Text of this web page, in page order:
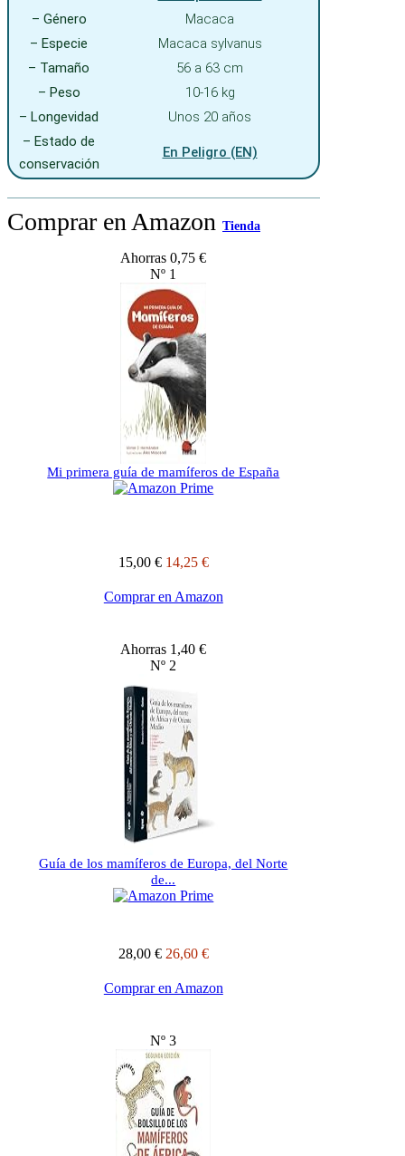
– Género
Macaca
– Especie
Macaca sylvanus
– Tamaño
56 a 63 cm
– Peso
10-16 kg
– Longevidad
Unos 20 años
– Estado de
conservación
En Peligro (EN)
Comprar en Amazon Tienda
Ahorras 0,75 €
Nº 1
Mi primera guía de mamíferos de España
15,00 € 14,25 €
Comprar en Amazon
Ahorras 1,40 €
Nº 2
Guía de los mamíferos de Europa, del Norte
de...
28,00 € 26,60 €
Comprar en Amazon
Nº 3